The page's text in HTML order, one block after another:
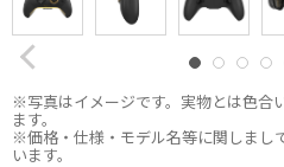
※写真はイメージです。実物とは色合
ます。
※価格・仕様・モデル名等に関しまし
います。